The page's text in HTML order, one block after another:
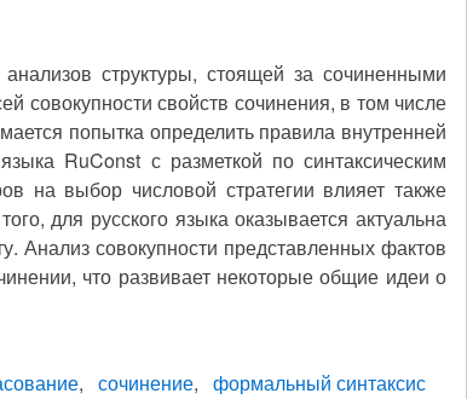
структуры, стоящей за сочиненными
свойств сочинения, в том числе
попытка определить правила внутренней
RuConst с разметкой по синтаксическим
на выбор числовой стратегии влияет также
для русского языка оказывается актуальна
Анализ совокупности представленных фактов
что развивает некоторые общие идеи о
сочинение
формальный синтаксис